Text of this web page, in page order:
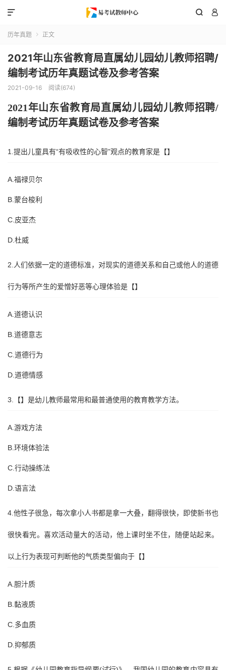
 

历年真题  正文
2021年山东省教育局直属幼儿园幼儿教师招聘/
编制考试历年真题试卷及参考答案
2021-09-16 阅读(674)
2021 年山东省教育局直属幼儿园幼儿教师招聘/
编制考试历年真题试卷及参考答案
1.提出儿童具有“有吸收性的心智”观点的教育家是【】
A.福禄贝尔
B.蒙台梭利
C.皮亚杰
D.杜威
2.人们依据一定的道德标准，对现实的道德关系和自己或他人的道德
行为等所产生的爱憎好恶等心理体验是【】
A.道德认识
B.道德意志
C.道德行为
D.道德情感
3.【】是幼儿教师最常用和最普通使用的教育教学方法。
A.游戏方法
B.环境体验法
C.行动操练法
D.语言法
4.他性子很急，每次拿小人书都是拿一大叠，翻得很快，即使新书也
很快看完。喜欢活动量大的活动，他上课时坐不住，随便站起来。
以上行为表现可判断他的气质类型偏向于【】
A.胆汁质
B.黏液质
C.多血质
D.抑郁质